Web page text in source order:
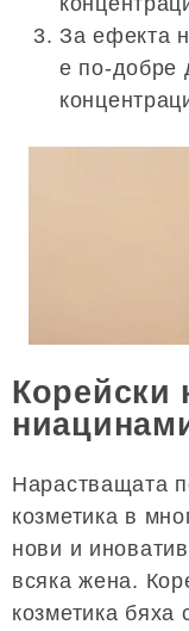
За ефекта
е по-добре
Корейски
Нарастващата
козметика в
нови и
всяка жена.
козметика бяха